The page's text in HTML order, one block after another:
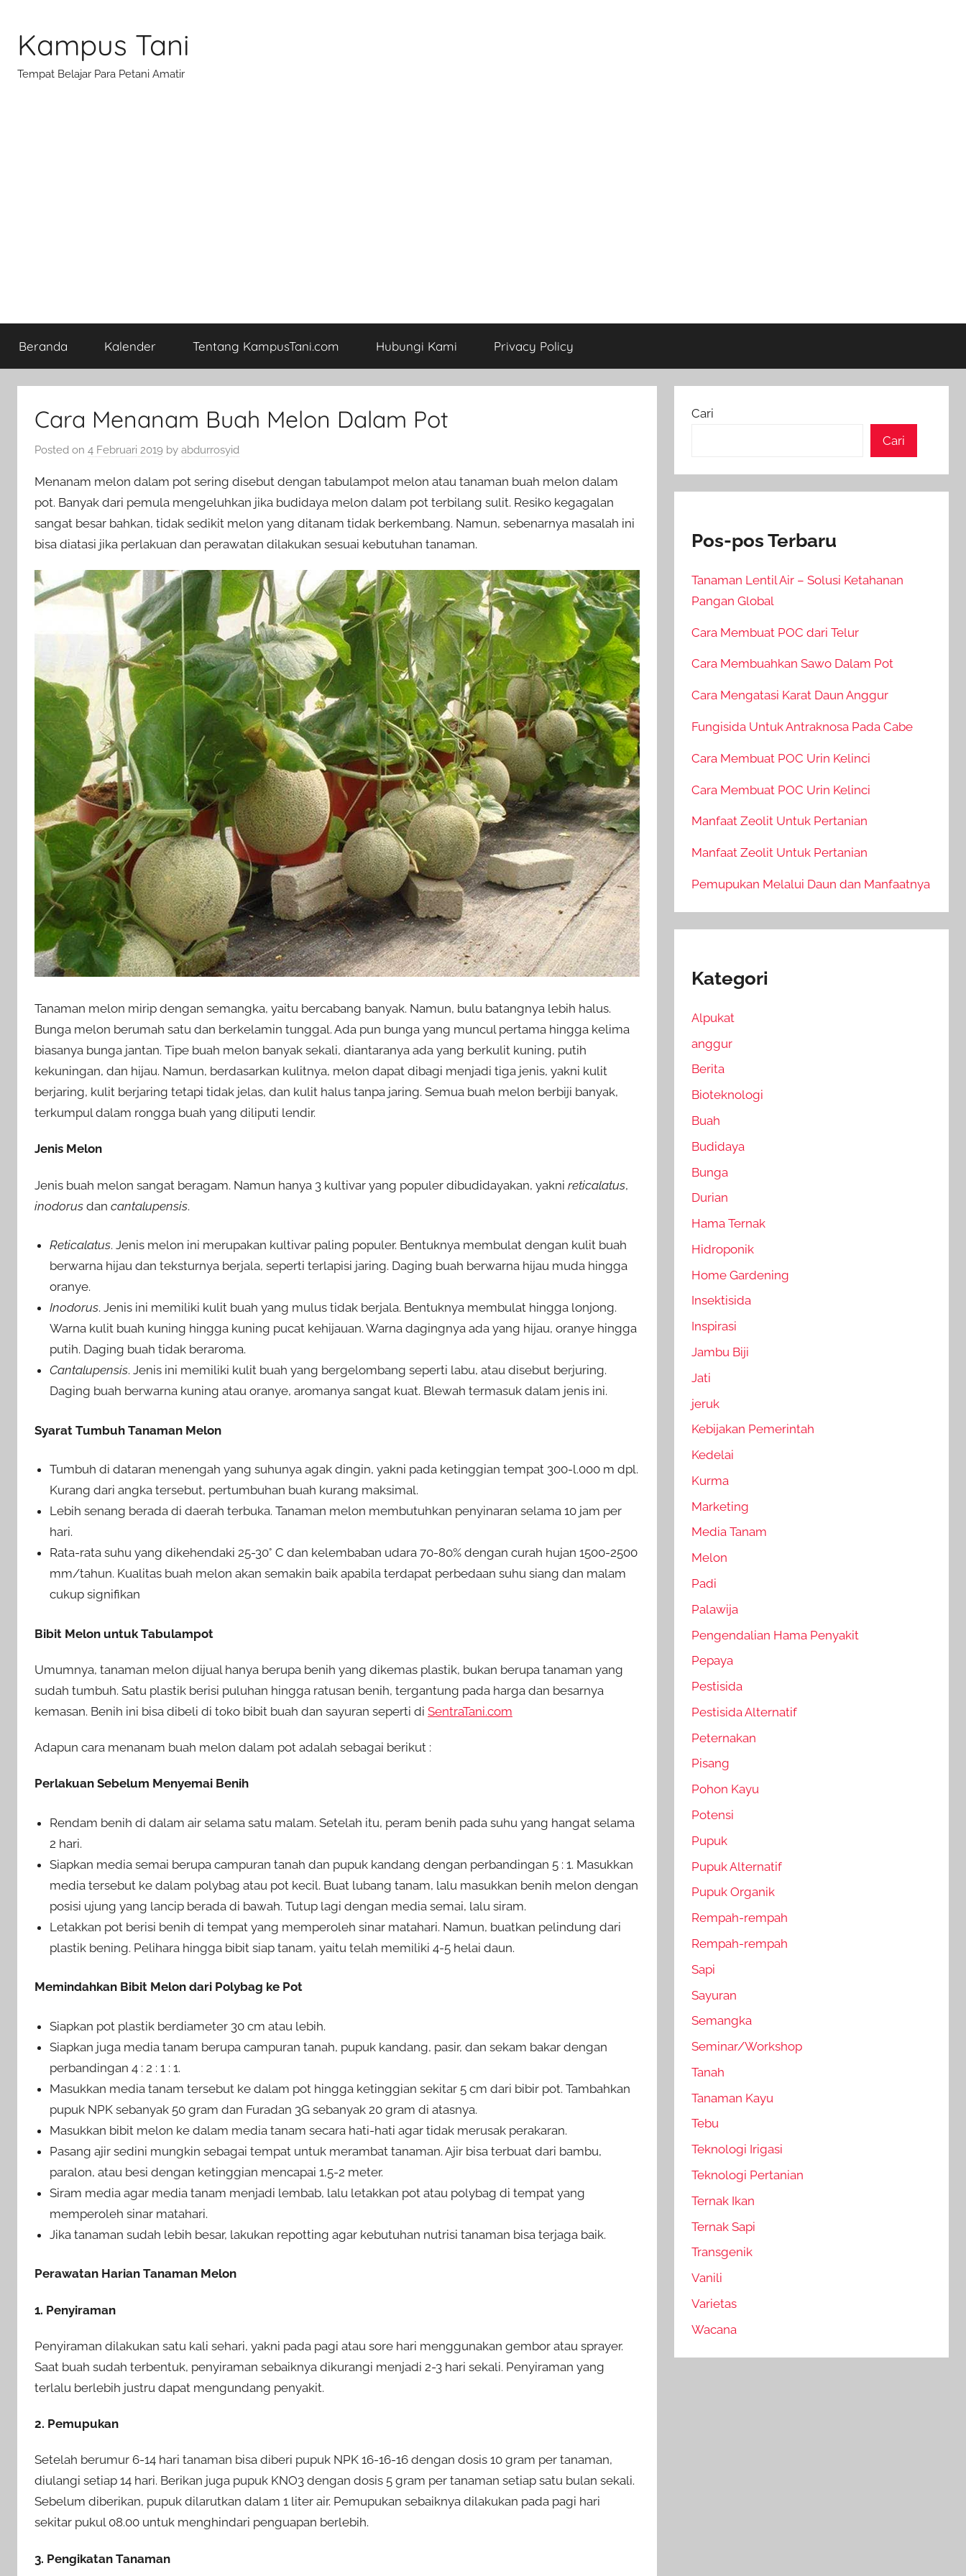
content
Kampus Tani
Tempat Belajar Para Petani Amatir
Beranda Kalender Tentang KampusTani.com Hubungi Kami Privacy Policy
Cara Menanam Buah Melon Dalam Pot
Posted on 4 Februari 2019 by abdurrosyid
Menanam melon dalam pot sering disebut dengan tabulampot melon atau tanaman buah melon dalam
pot. Banyak dari pemula mengeluhkan jika budidaya melon dalam pot terbilang sulit. Resiko kegagalan
sangat besar bahkan, tidak sedikit melon yang ditanam tidak berkembang. Namun, sebenarnya masalah ini
bisa diatasi jika perlakuan dan perawatan dilakukan sesuai kebutuhan tanaman.
Tanaman melon mirip dengan semangka, yaitu bercabang banyak. Namun, bulu batangnya lebih halus.
Bunga melon berumah satu dan berkelamin tunggal. Ada pun bunga yang muncul pertama hingga kelima
biasanya bunga jantan. Tipe buah melon banyak sekali, diantaranya ada yang berkulit kuning, putih
kekuningan, dan hijau. Namun, berdasarkan kulitnya, melon dapat dibagi menjadi tiga jenis, yakni kulit
berjaring, kulit berjaring tetapi tidak jelas, dan kulit halus tanpa jaring. Semua buah melon berbiji banyak,
terkumpul dalam rongga buah yang diliputi lendir.
Jenis Melon
Jenis buah melon sangat beragam. Namun hanya 3 kultivar yang populer dibudidayakan, yakni reticalatus,
inodorus dan cantalupensis.
Reticalatus. Jenis melon ini merupakan kultivar paling populer. Bentuknya membulat dengan kulit buah
berwarna hijau dan teksturnya berjala, seperti terlapisi jaring. Daging buah berwarna hijau muda hingga
oranye.
Inodorus. Jenis ini memiliki kulit buah yang mulus tidak berjala. Bentuknya membulat hingga lonjong.
Warna kulit buah kuning hingga kuning pucat kehijauan. Warna dagingnya ada yang hijau, oranye hingga
putih. Daging buah tidak beraroma.
Cantalupensis. Jenis ini memiliki kulit buah yang bergelombang seperti labu, atau disebut berjuring.
Daging buah berwarna kuning atau oranye, aromanya sangat kuat. Blewah termasuk dalam jenis ini.
Syarat Tumbuh Tanaman Melon
Tumbuh di dataran menengah yang suhunya agak dingin, yakni pada ketinggian tempat 300-l.000 m dpl.
Kurang dari angka tersebut, pertumbuhan buah kurang maksimal.
Lebih senang berada di daerah terbuka. Tanaman melon membutuhkan penyinaran selama 10 jam per
hari.
Rata-rata suhu yang dikehendaki 25-30° C dan kelembaban udara 70-80% dengan curah hujan 1500-2500
mm/tahun. Kualitas buah melon akan semakin baik apabila terdapat perbedaan suhu siang dan malam
cukup signifikan
Bibit Melon untuk Tabulampot
Umumnya, tanaman melon dijual hanya berupa benih yang dikemas plastik, bukan berupa tanaman yang
sudah tumbuh. Satu plastik berisi puluhan hingga ratusan benih, tergantung pada harga dan besarnya
kemasan. Benih ini bisa dibeli di toko bibit buah dan sayuran seperti di SentraTani.com
Adapun cara menanam buah melon dalam pot adalah sebagai berikut :
Perlakuan Sebelum Menyemai Benih
Rendam benih di dalam air selama satu malam. Setelah itu, peram benih pada suhu yang hangat selama
2 hari.
Siapkan media semai berupa campuran tanah dan pupuk kandang dengan perbandingan 5 : 1. Masukkan
media tersebut ke dalam polybag atau pot kecil. Buat lubang tanam, lalu masukkan benih melon dengan
posisi ujung yang lancip berada di bawah. Tutup lagi dengan media semai, lalu siram.
Letakkan pot berisi benih di tempat yang memperoleh sinar matahari. Namun, buatkan pelindung dari
plastik bening. Pelihara hingga bibit siap tanam, yaitu telah memiliki 4-5 helai daun.
Memindahkan Bibit Melon dari Polybag ke Pot
Siapkan pot plastik berdiameter 30 cm atau lebih.
Siapkan juga media tanam berupa campuran tanah, pupuk kandang, pasir, dan sekam bakar dengan
perbandingan 4 : 2 : 1 : 1.
Masukkan media tanam tersebut ke dalam pot hingga ketinggian sekitar 5 cm dari bibir pot. Tambahkan
pupuk NPK sebanyak 50 gram dan Furadan 3G sebanyak 20 gram di atasnya.
Masukkan bibit melon ke dalam media tanam secara hati-hati agar tidak merusak perakaran.
Pasang ajir sedini mungkin sebagai tempat untuk merambat tanaman. Ajir bisa terbuat dari bambu,
paralon, atau besi dengan ketinggian mencapai 1,5-2 meter.
Siram media agar media tanam menjadi lembab, lalu letakkan pot atau polybag di tempat yang
memperoleh sinar matahari.
Jika tanaman sudah lebih besar, lakukan repotting agar kebutuhan nutrisi tanaman bisa terjaga baik.
Perawatan Harian Tanaman Melon
1. Penyiraman
Penyiraman dilakukan satu kali sehari, yakni pada pagi atau sore hari menggunakan gembor atau sprayer.
Saat buah sudah terbentuk, penyiraman sebaiknya dikurangi menjadi 2-3 hari sekali. Penyiraman yang
terlalu berlebih justru dapat mengundang penyakit.
2. Pemupukan
Setelah berumur 6-14 hari tanaman bisa diberi pupuk NPK 16-16-16 dengan dosis 10 gram per tanaman,
diulangi setiap 14 hari. Berikan juga pupuk KNO3 dengan dosis 5 gram per tanaman setiap satu bulan sekali.
Sebelum diberikan, pupuk dilarutkan dalam 1 liter air. Pemupukan sebaiknya dilakukan pada pagi hari
sekitar pukul 08.00 untuk menghindari penguapan berlebih.
3. Pengikatan Tanaman
Cari
Cari
Pos-pos Terbaru
Tanaman Lentil Air – Solusi Ketahanan
Pangan Global
Cara Membuat POC dari Telur
Cara Membuahkan Sawo Dalam Pot
Cara Mengatasi Karat Daun Anggur
Fungisida Untuk Antraknosa Pada Cabe
Cara Membuat POC Urin Kelinci
Cara Membuat POC Urin Kelinci
Manfaat Zeolit Untuk Pertanian
Manfaat Zeolit Untuk Pertanian
Pemupukan Melalui Daun dan Manfaatnya
Kategori
Alpukat
anggur
Berita
Bioteknologi
Buah
Budidaya
Bunga
Durian
Hama Ternak
Hidroponik
Home Gardening
Insektisida
Inspirasi
Jambu Biji
Jati
jeruk
Kebijakan Pemerintah
Kedelai
Kurma
Marketing
Media Tanam
Melon
Padi
Palawija
Pengendalian Hama Penyakit
Pepaya
Pestisida
Pestisida Alternatif
Peternakan
Pisang
Pohon Kayu
Potensi
Pupuk
Pupuk Alternatif
Pupuk Organik
Rempah-rempah
Rempah-rempah
Sapi
Sayuran
Semangka
Seminar/Workshop
Tanah
Tanaman Kayu
Tebu
Teknologi Irigasi
Teknologi Pertanian
Ternak Ikan
Ternak Sapi
Transgenik
Vanili
Varietas
Wacana